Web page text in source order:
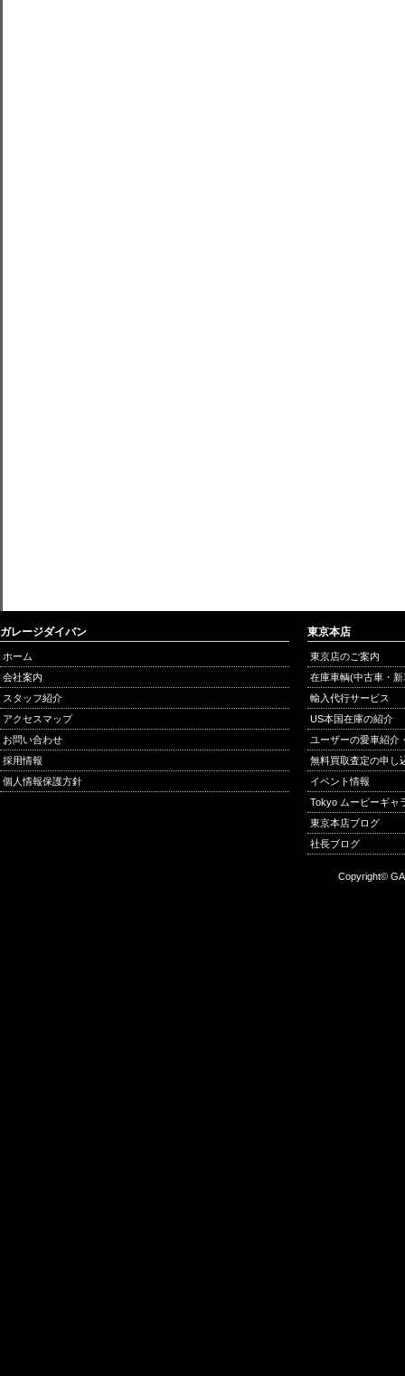
ガレージダイバン
ホーム
会社案内
スタッフ紹介
アクセスマップ
お問い合わせ
採用情報
個人情報保護方針
東京本店
東京店のご案内
在庫車輌(中古車・
輸入代行サービス
US本国在庫の紹介
ユーザーの愛車紹介
無料買取査定の申し
イベント情報
Tokyo ムービーギャ
東京本店ブログ
社長ブログ
Copyright©